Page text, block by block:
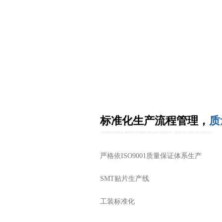
标准化生产流程管理，
INTERNATIONAL PRODUCTS PROCESS MANAGEMENT , QUALITY AND RELIABILITY
严格依ISO9001质量保证体系生产
SMT贴片生产线
工装标准化